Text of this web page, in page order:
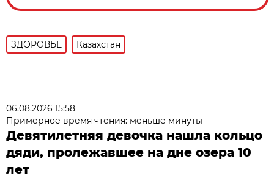
ЗДОРОВЬЕ Казахстан
06.08.2026 15:58
Примерное время чтения: меньше минуты
Девятилетняя девочка нашла кольцо
дяди, пролежавшее на дне озера 10
лет